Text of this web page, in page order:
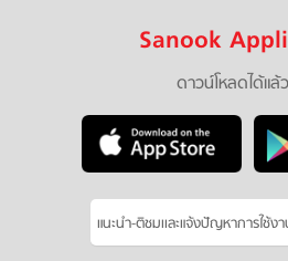
Sanook
ดาวน์โหลดได้แล้
แนะนำ-ติชมเเละแจ้งปัญหาการใช้ง